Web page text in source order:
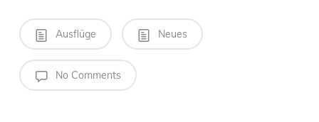
Ausflüge Neues
No Comments